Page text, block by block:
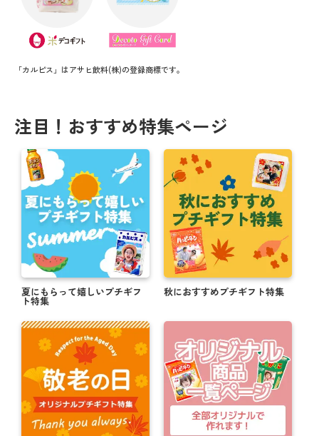
「カルピス」はアサヒ飲料(株)の登録商標です。
注目！おすすめ特集ページ
夏にもらって嬉しいプチギフ
ト特集
秋におすすめプチギフト特集